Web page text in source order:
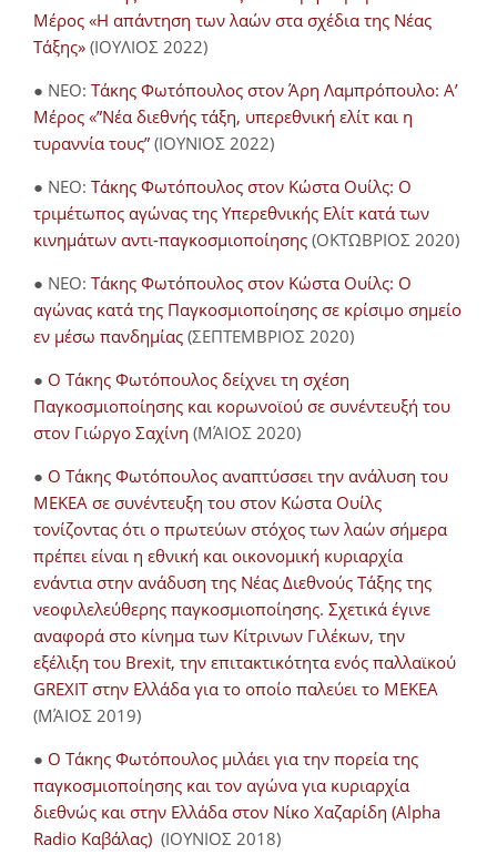
Μέρος «Η απάντηση των λαών στα σχέδια της Νέας
Τάξης» (ΙΟΥΛΙΟΣ 2022)
● NEO: Τάκης Φωτόπουλος στον Άρη Λαμπρόπουλο: Α’
Μέρος «”Νέα διεθνής τάξη, υπερεθνική ελίτ και η
τυραννία τους” (ΙΟΥΝΙΟΣ 2022)
● NEO: Τάκης Φωτόπουλος στον Κώστα Ουίλς: Ο
τριμέτωπος αγώνας της Υπερεθνικής Ελίτ κατά των
κινημάτων αντι-παγκοσμιοποίησης (ΟΚΤΩΒΡΙΟΣ 2020)
● NEO: Τάκης Φωτόπουλος στον Κώστα Ουίλς: Ο
αγώνας κατά της Παγκοσμιοποίησης σε κρίσιμο σημείο
εν μέσω πανδημίας (ΣΕΠΤΕΜΒΡΙΟΣ 2020)
● Ο Τάκης Φωτόπουλος δείχνει τη σχέση
Παγκοσμιοποίησης και κορωνοϊού σε συνέντευξή του
στον Γιώργο Σαχίνη (ΜΆΙΟΣ 2020)
● O Τάκης Φωτόπουλος αναπτύσσει την ανάλυση του
ΜΕΚΕΑ σε συνέντευξη του στον Κώστα Ουίλς
τονίζοντας ότι ο πρωτεύων στόχος των λαών σήμερα
πρέπει είναι η εθνική και οικονομική κυριαρχία
ενάντια στην ανάδυση της Νέας Διεθνούς Τάξης της
νεοφιλελεύθερης παγκοσμιοποίησης. Σχετικά έγινε
αναφορά στο κίνημα των Κίτρινων Γιλέκων, την
εξέλιξη του Brexit, την επιτακτικότητα ενός παλλαϊκού
GREXIT στην Ελλάδα για το οποίο παλεύει το ΜΕΚΕΑ
(ΜΆΙΟΣ 2019)
● Ο Τάκης Φωτόπουλος μιλάει για την πορεία της
παγκοσμιοποίησης και τον αγώνα για κυριαρχία
διεθνώς και στην Ελλάδα στον Νίκο Χαζαρίδη (Alpha
Radio Καβάλας) (ΙΟΥΝΙΟΣ 2018)